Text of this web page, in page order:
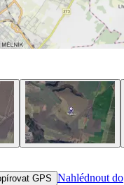
GPS Nahlédnout do